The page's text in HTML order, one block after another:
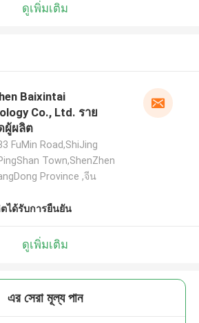
ดูเพิ่มเติม
Baixintai
Co., Ltd. ราย
ผู้ผลิต
FuMin Road,ShiJing
Town,ShenZhen
Province ,จีน
ได้รับการยืนยัน
ดูเพิ่มเติม
এর সেরা মূল্য পান